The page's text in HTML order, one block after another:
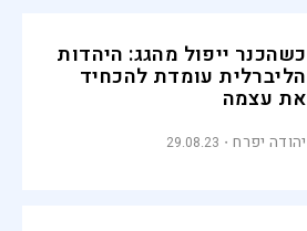
כשהכנר ייפול מהגג: היהדות
הליברלית עומדת להכחיד
את עצמה
יהודה יפרח 29.08.23